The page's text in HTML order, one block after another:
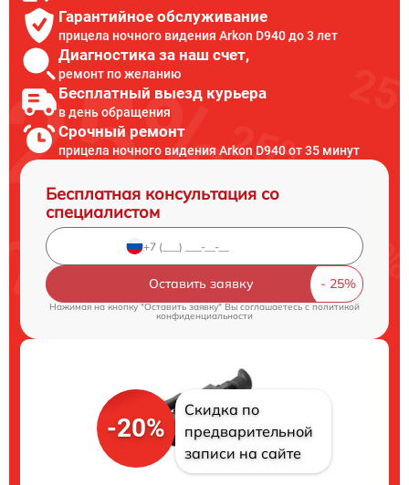
Гарантийное обслуживание
прицела ночного видения Arkon D940 до 3 лет
Диагностика за наш счет,
ремонт по желанию
Бесплатный выезд курьера
в день обращения
Срочный ремонт
прицела ночного видения Arkon D940 от 35 минут
Бесплатная консультация со
специалистом
Оставить заявку
Нажимая на кнопку "Оставить заявку" Вы соглашаетесь c политикой
конфиденциальности
-20%
Скидка по
предварительной
записи на сайте